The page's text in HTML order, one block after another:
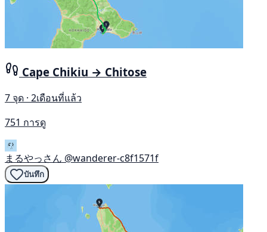
Cape Chikiu → Chitose
7 จุด · 2เดือนที่แล้ว
751 การดู
まるやっさん @wanderer-c8f1571f
บันทึก